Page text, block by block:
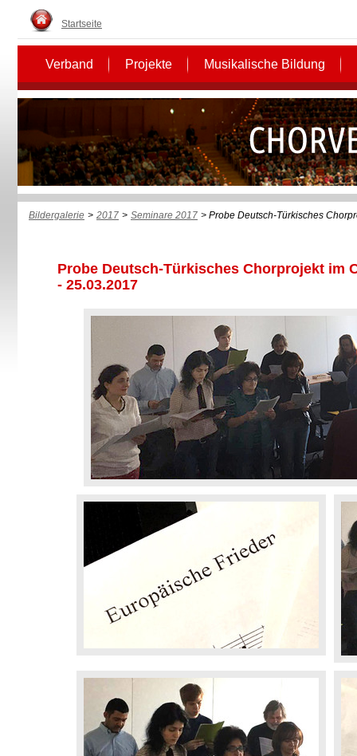
Startseite
Verband Projekte Musikalische Bildung
Bildergalerie > 2017 > Seminare 2017 > Probe Deutsch-Türkisches
Probe Deutsch-Türkisches Chorprojekt im
- 25.03.2017